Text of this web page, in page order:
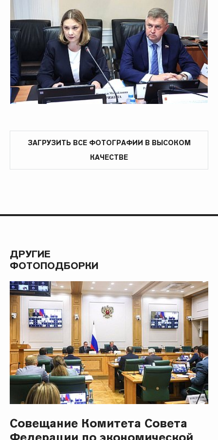
ЗАГРУЗИТЬ ВСЕ ФОТОГРАФИИ В ВЫСОКОМ
КАЧЕСТВЕ
ДРУГИЕ
ФОТОПОДБОРКИ
Совещание Комитета Совета